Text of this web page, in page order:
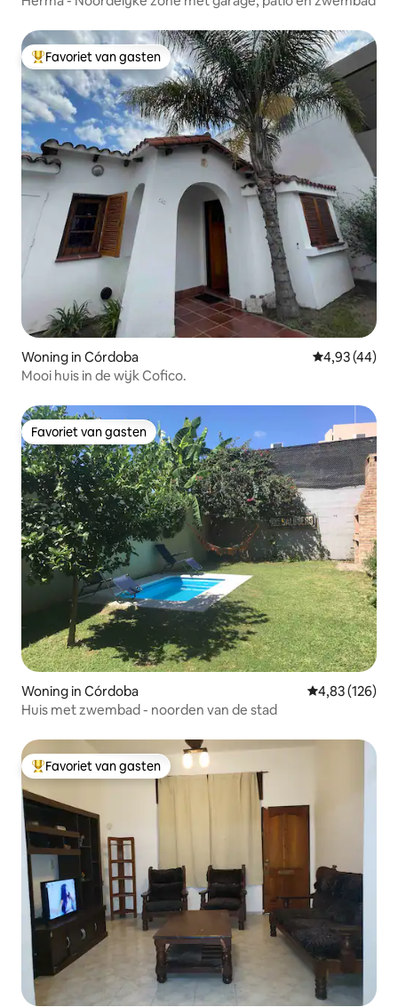
Topfavoriet van gasten
Favoriet van gasten
Woning in Córdoba Gemiddelde
4,93 (44)
Mooi huis in de wijk Cofico.
Favoriet van gasten
Favoriet van gasten
Woning in Córdoba Gemiddelde
4,83 (126)
Huis met zwembad - noorden van de stad
Topfavoriet van gasten
Favoriet van gasten